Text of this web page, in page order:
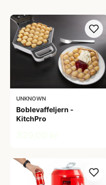
UNKNOWN
Boblevaffeljern -
KitchPro